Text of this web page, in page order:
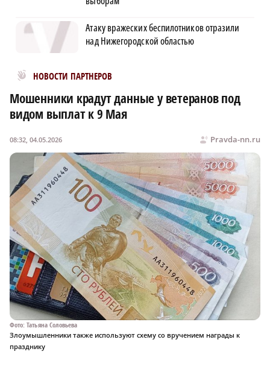
Атаку вражеских беспилотников отразили
над Нижегородской областью
НОВОСТИ ПАРТНЕРОВ
Новости МирТесен
Мошенники крадут данные у ветеранов под
видом выплат к 9 Мая
Pravda-nn.ru
08:32, 04.05.2026
Фото: Татьяна Соловьева
Злоумышленники также используют схему со вручением награды к
празднику